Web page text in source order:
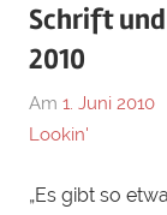
Schrift und
2010
Am 1. Juni 2010
Lookin'
„Es gibt so